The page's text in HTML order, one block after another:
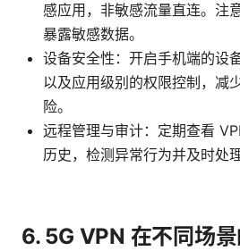
感应用，非敏感流量直连。注
暴露敏感数据。
设备安全性：开启手机端的设
以及应用级别的权限控制，减
险。
远程管理与审计：定期查看
历史，检测异常行为并及时处理
6. 5G VPN 在不同场景